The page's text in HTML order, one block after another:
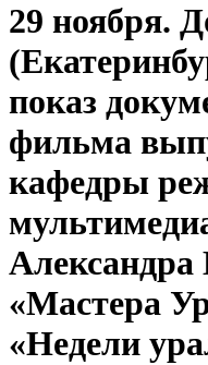
29 ноября.
показ
фильма
кафедры
Александра
«Мастера
«Недели